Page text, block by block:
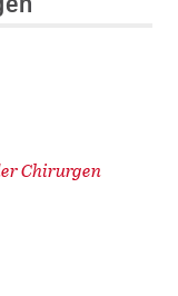
Chirurgen